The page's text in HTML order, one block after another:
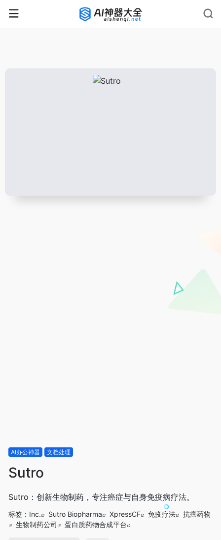
rnrn rnrn rnrn
AI办公神器 文档处理
Sutro
Sutro：创新生物制药，专注癌症与自身免疫病疗法。
标签： Inc. Sutro Biopharma XpressCF 免疫疗法
抗癌药物
生物制药公司
蛋白质药物合成平台